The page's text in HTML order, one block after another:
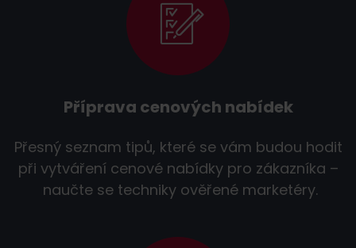
Příprava cenových nabídek
Přesný seznam tipů, které se vám budou hodit
při vytváření cenové nabídky pro zákazníka –
naučte se techniky ověřené marketéry.